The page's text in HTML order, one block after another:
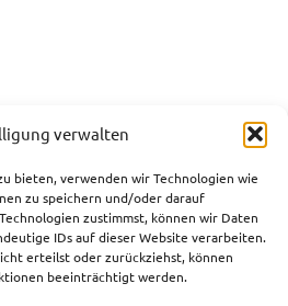
verwalten
bieten, verwenden wir Technologien wie
zu speichern und/oder darauf
zustimmst, können wir Daten
IDs auf dieser Website verarbeiten.
erteilst oder zurückziehst, können
beeinträchtigt werden.